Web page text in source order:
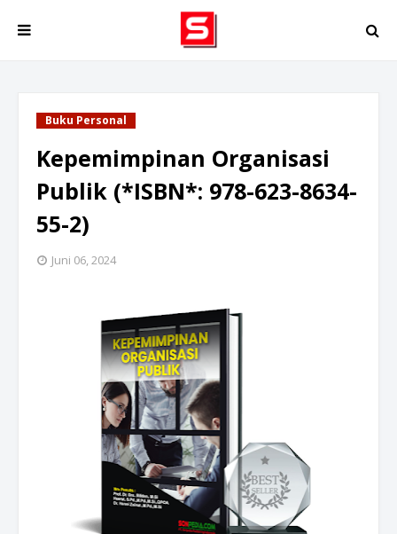
Buku Personal
Kepemimpinan Organisasi
Publik (*ISBN*: 978-623-8634-
55-2)
Juni 06, 2024